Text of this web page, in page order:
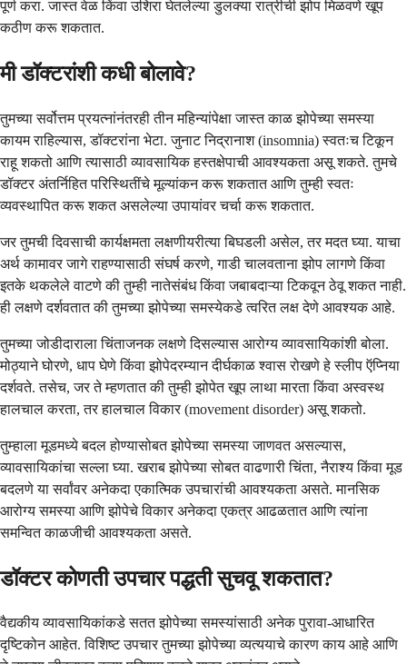
पूर्ण करा. जास्त वेळ किंवा उशिरा घेतलेल्या डुलक्या रात्रीची झोप मिळवणे खूप
कठीण करू शकतात.
मी डॉक्टरांशी कधी बोलावे?
तुमच्या सर्वोत्तम प्रयत्नांनंतरही तीन महिन्यांपेक्षा जास्त काळ झोपेच्या समस्या
कायम राहिल्यास, डॉक्टरांना भेटा. जुनाट निद्रानाश (insomnia) स्वतःच टिकून
राहू शकतो आणि त्यासाठी व्यावसायिक हस्तक्षेपाची आवश्यकता असू शकते. तुमचे
डॉक्टर अंतर्निहित परिस्थितींचे मूल्यांकन करू शकतात आणि तुम्ही स्वतः
व्यवस्थापित करू शकत असलेल्या उपायांवर चर्चा करू शकतात.
जर तुमची दिवसाची कार्यक्षमता लक्षणीयरीत्या बिघडली असेल, तर मदत घ्या. याचा
अर्थ कामावर जागे राहण्यासाठी संघर्ष करणे, गाडी चालवताना झोप लागणे किंवा
इतके थकलेले वाटणे की तुम्ही नातेसंबंध किंवा जबाबदाऱ्या टिकवून ठेवू शकत नाही.
ही लक्षणे दर्शवतात की तुमच्या झोपेच्या समस्येकडे त्वरित लक्ष देणे आवश्यक आहे.
तुमच्या जोडीदाराला चिंताजनक लक्षणे दिसल्यास आरोग्य व्यावसायिकांशी बोला.
मोठ्याने घोरणे, धाप घेणे किंवा झोपेदरम्यान दीर्घकाळ श्वास रोखणे हे स्लीप ऍप्निया
दर्शवते. तसेच, जर ते म्हणतात की तुम्ही झोपेत खूप लाथा मारता किंवा अस्वस्थ
हालचाल करता, तर हालचाल विकार (movement disorder) असू शकतो.
तुम्हाला मूडमध्ये बदल होण्यासोबत झोपेच्या समस्या जाणवत असल्यास,
व्यावसायिकांचा सल्ला घ्या. खराब झोपेच्या सोबत वाढणारी चिंता, नैराश्य किंवा मूड
बदलणे या सर्वांवर अनेकदा एकात्मिक उपचारांची आवश्यकता असते. मानसिक
आरोग्य समस्या आणि झोपेचे विकार अनेकदा एकत्र आढळतात आणि त्यांना
समन्वित काळजीची आवश्यकता असते.
डॉक्टर कोणती उपचार पद्धती सुचवू शकतात?
वैद्यकीय व्यावसायिकांकडे सतत झोपेच्या समस्यांसाठी अनेक पुरावा-आधारित
दृष्टिकोन आहेत. विशिष्ट उपचार तुमच्या झोपेच्या व्यत्ययाचे कारण काय आहे आणि